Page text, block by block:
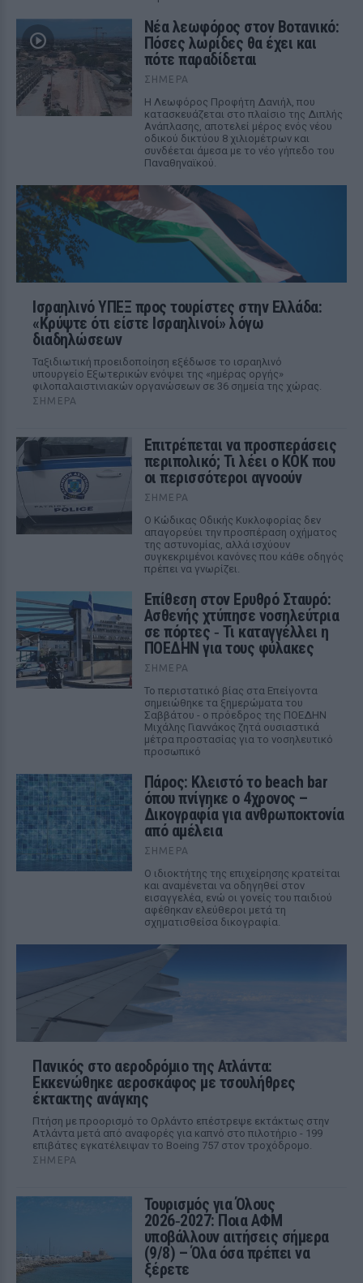
Νέα λεωφόρος στον Βοτανικό:
Πόσες λωρίδες θα έχει και
πότε παραδίδεται
ΣΉΜΕΡΑ
Η Λεωφόρος Προφήτη Δανιήλ, που
κατασκευάζεται στο πλαίσιο της Διπλής
Ανάπλασης, αποτελεί μέρος ενός νέου
οδικού δικτύου 8 χιλιομέτρων και
συνδέεται άμεσα με το νέο γήπεδο του
Παναθηναϊκού.
Ισραηλινό ΥΠΕΞ προς τουρίστες στην Ελλάδα:
«Κρύψτε ότι είστε Ισραηλινοί» λόγω
διαδηλώσεων
Ταξιδιωτική προειδοποίηση εξέδωσε το ισραηλινό
υπουργείο Εξωτερικών ενόψει της «ημέρας οργής»
φιλοπαλαιστινιακών οργανώσεων σε 36 σημεία της χώρας.
ΣΉΜΕΡΑ
Επιτρέπεται να προσπεράσεις
περιπολικό; Τι λέει ο ΚΟΚ που
οι περισσότεροι αγνοούν
ΣΉΜΕΡΑ
Ο Κώδικας Οδικής Κυκλοφορίας δεν
απαγορεύει την προσπέραση οχήματος
της αστυνομίας, αλλά ισχύουν
συγκεκριμένοι κανόνες που κάθε οδηγός
πρέπει να γνωρίζει.
Επίθεση στον Ερυθρό Σταυρό:
Ασθενής χτύπησε νοσηλεύτρια
σε πόρτες ‑ Τι καταγγέλλει η
ΠΟΕΔΗΝ για τους φύλακες
ΣΉΜΕΡΑ
Το περιστατικό βίας στα Επείγοντα
σημειώθηκε τα ξημερώματα του
Σαββάτου - ο πρόεδρος της ΠΟΕΔΗΝ
Μιχάλης Γιαννάκος ζητά ουσιαστικά
μέτρα προστασίας για το νοσηλευτικό
προσωπικό
Πάρος: Κλειστό το beach bar
όπου πνίγηκε ο 4χρονος –
Δικογραφία για ανθρωποκτονία
από αμέλεια
ΣΉΜΕΡΑ
Ο ιδιοκτήτης της επιχείρησης κρατείται
και αναμένεται να οδηγηθεί στον
εισαγγελέα, ενώ οι γονείς του παιδιού
αφέθηκαν ελεύθεροι μετά τη
σχηματισθείσα δικογραφία.
Πανικός στο αεροδρόμιο της Ατλάντα:
Εκκενώθηκε αεροσκάφος με τσουλήθρες
έκτακτης ανάγκης
Πτήση με προορισμό το Ορλάντο επέστρεψε εκτάκτως στην
Ατλάντα μετά από αναφορές για καπνό στο πιλοτήριο - 199
επιβάτες εγκατέλειψαν το Boeing 757 στον τροχόδρομο.
ΣΉΜΕΡΑ
Τουρισμός για Όλους
2026‑2027: Ποια ΑΦΜ
υποβάλλουν αιτήσεις σήμερα
(9/8) – Όλα όσα πρέπει να
ξέρετε